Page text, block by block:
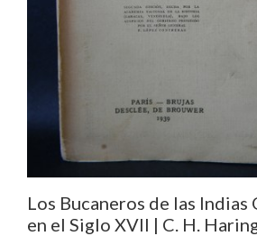
Los Bucaneros de las
en el Siglo XVII | C. H.